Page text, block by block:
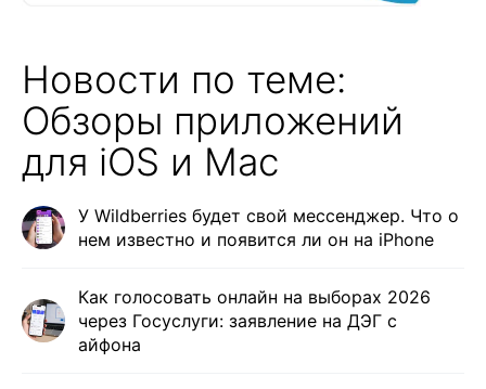
Новости по теме:
Обзоры приложений
для iOS и Mac
У Wildberries будет свой мессенджер. Что о
нем известно и появится ли он на iPhone
Как голосовать онлайн на выборах 2026
через Госуслуги: заявление на ДЭГ с
айфона